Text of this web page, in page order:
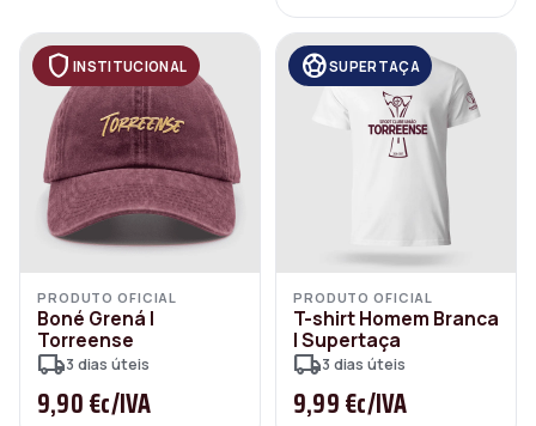
shield INSTITUCIONAL
PRODUTO OFICIAL
Boné Grená |
Torreense
local_shipping3 dias úteis
9,90 €c/IVA
sports_soccerSUPERTAÇA
PRODUTO OFICIAL
T-shirt Homem Branca
| Supertaça
local_shipping3 dias úteis
9,99 €c/IVA